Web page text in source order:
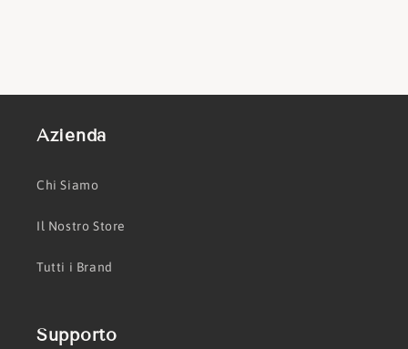
Azienda
Chi Siamo
Il Nostro Store
Tutti i Brand
Supporto